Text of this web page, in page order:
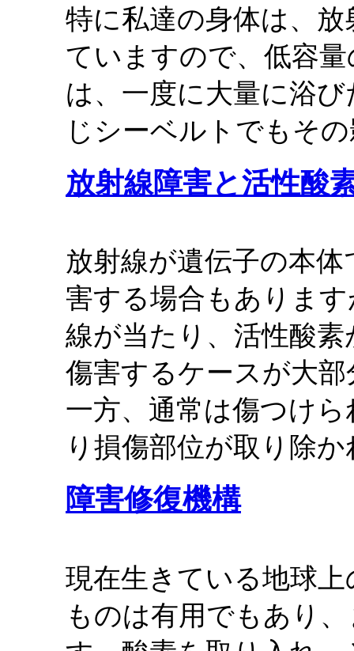
特に私達の身体は、
ていますので、低容
は、一度に大量に浴
じシーベルトでもそ
放射線障害と活性酸
放射線が遺伝子の本
害する場合もありま
線が当たり、活性酸
傷害するケースが大
一方、通常は傷つけ
り損傷部位が取り除
障害修復機構
現在生きている地球
ものは有用でもあり